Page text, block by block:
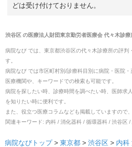
どは受け付けておりません。
渋谷区 の医療法人財団東京勤労者医療会 代々木診療
病院なび では、 東京都渋谷区の代々木診療所の評判
す。
病院なび では市区町村別/診療科目別に病院・医院
医療機関や、キーワードでの検索も可能です。
病院を探したい時、診療時間を調べたい時、医師求
を知りたい時に便利です。
また、役立つ医療コラムなども掲載していますので
関連キーワード: 内科 / 消化器科 / 循環器科 / 渋谷区
病院なびトップ > 東京都 > 渋谷区 > 内科